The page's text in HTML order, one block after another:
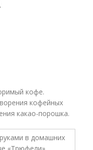
кофе.
кофейных
какао-порошка.